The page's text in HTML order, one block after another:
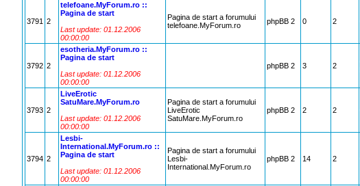
3791 2
telefoane.MyForum.ro ::
Pagina de start
Last update: 01.12.2006
00:00:00
Pagina de start a forumului
telefoane.MyForum.ro
phpBB 2 0 2
3792 2
esotheria.MyForum.ro ::
Pagina de start
Last update: 01.12.2006
00:00:00
phpBB 2 3 2
3793 2
LiveErotic
SatuMare.MyForum.ro
Last update: 01.12.2006
00:00:00
Pagina de start a forumului
LiveErotic
SatuMare.MyForum.ro
phpBB 2 2 2
3794 2
Lesbi-
International.MyForum.ro ::
Pagina de start
Last update: 01.12.2006
00:00:00
Pagina de start a forumului
Lesbi-
International.MyForum.ro
phpBB 2 14 2